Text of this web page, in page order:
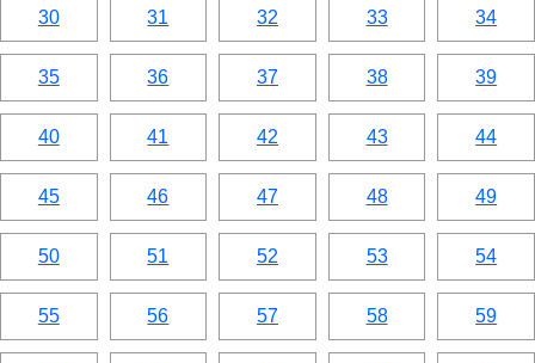
30 31 32 33 34
35 36 37 38 39
40 41 42 43 44
45 46 47 48 49
50 51 52 53 54
55 56 57 58 59